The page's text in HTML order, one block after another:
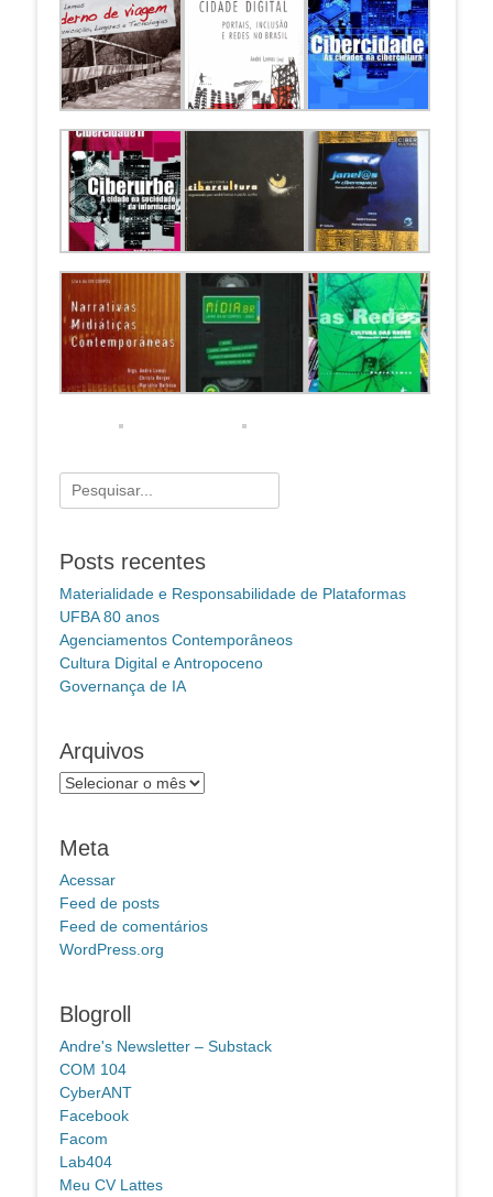
Pesquisar
por:
Posts recentes
Materialidade e Responsabilidade de Plataformas
UFBA 80 anos
Agenciamentos Contemporâneos
Cultura Digital e Antropoceno
Governança de IA
Arquivos
Arquivos
Meta
Acessar
Feed de posts
Feed de comentários
WordPress.org
Blogroll
Andre's Newsletter – Substack
COM 104
CyberANT
Facebook
Facom
Lab404
Meu CV Lattes